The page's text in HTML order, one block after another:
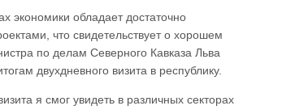
экономики обладает достаточно
что свидетельствует о хорошем
по делам Северного Кавказа Льва
двухдневного визита в республику.
я смог увидеть в различных секторах